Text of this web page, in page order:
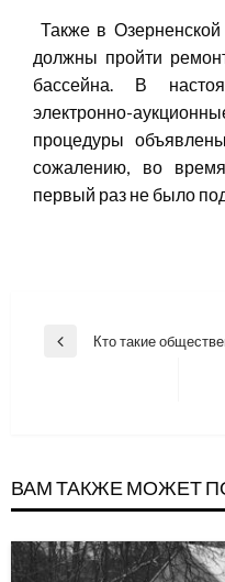
Также в
должны пройти
бассейна. В
электронно-
процедуры
сожалению, во
первый раз не было
Навигация
Previous
Кто такие
ВАМ ТАКЖЕ МОЖЕТ